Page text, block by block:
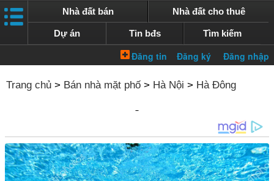
Nhà đất bán Nhà đất cho thuê
Dự án Tin bđs Tìm kiếm
Trang chủ > Bán nhà mặt phố > Hà Nội > Hà Đông